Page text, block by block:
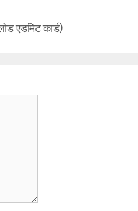
एडमिट कार्ड)